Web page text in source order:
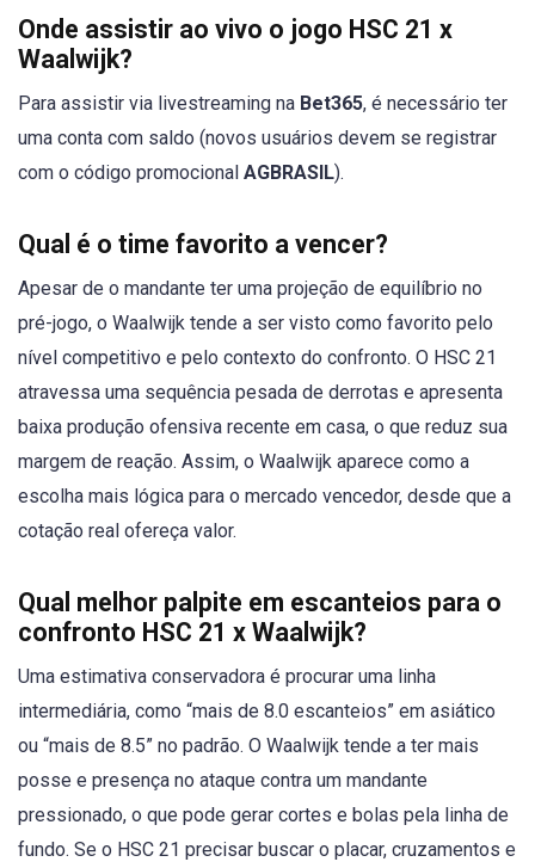
Onde assistir ao vivo o jogo HSC 21 x
Waalwijk?
Para assistir via livestreaming na Bet365, é necessário ter
uma conta com saldo (novos usuários devem se registrar
com o código promocional AGBRASIL).
Qual é o time favorito a vencer?
Apesar de o mandante ter uma projeção de equilíbrio no
pré-jogo, o Waalwijk tende a ser visto como favorito pelo
nível competitivo e pelo contexto do confronto. O HSC 21
atravessa uma sequência pesada de derrotas e apresenta
baixa produção ofensiva recente em casa, o que reduz sua
margem de reação. Assim, o Waalwijk aparece como a
escolha mais lógica para o mercado vencedor, desde que a
cotação real ofereça valor.
Qual melhor palpite em escanteios para o
confronto HSC 21 x Waalwijk?
Uma estimativa conservadora é procurar uma linha
intermediária, como “mais de 8.0 escanteios” em asiático
ou “mais de 8.5” no padrão. O Waalwijk tende a ter mais
posse e presença no ataque contra um mandante
pressionado, o que pode gerar cortes e bolas pela linha de
fundo. Se o HSC 21 precisar buscar o placar, cruzamentos e